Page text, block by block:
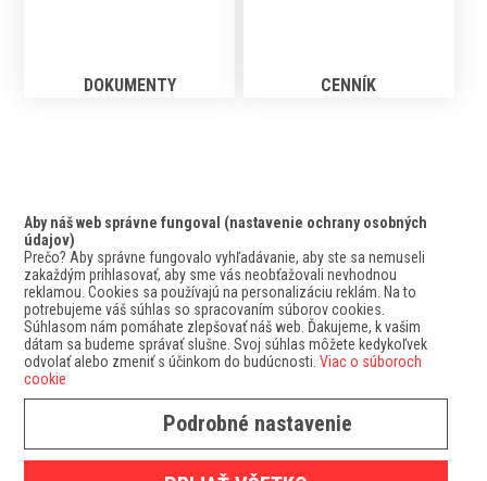
DOKUMENTY CENNÍK
Aby náš web správne fungoval (nastavenie ochrany osobných
údajov)
Prečo? Aby správne fungovalo vyhľadávanie, aby ste sa nemuseli
zakaždým prihlasovať, aby sme vás neobťažovali nevhodnou
reklamou. Cookies sa používajú na personalizáciu reklám. Na to
potrebujeme váš súhlas so spracovaním súborov cookies.
Súhlasom nám pomáhate zlepšovať náš web. Ďakujeme, k vašim
dátam sa budeme správať slušne. Svoj súhlas môžete kedykoľvek
odvolať alebo zmeniť s účinkom do budúcnosti.Viac o súboroch
cookie
Podrobné nastavenie